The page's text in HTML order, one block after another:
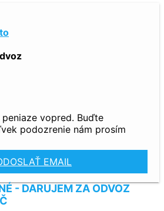
vopred. Buďte
podozrenie nám prosím
EMAIL
- DARUJEM ZA ODVOZ